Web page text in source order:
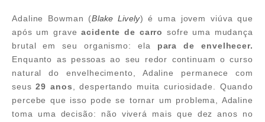
Adaline Bowman (Blake Lively) é uma jovem viúva que
após um graveacidente de carro sofre uma mudança
brutal em seu organismo: ela para de envelhecer.
Enquanto as pessoas ao seu redor continuam o curso
natural do envelhecimento, Adaline permanece com
seus29 anos , despertando muita curiosidade. Quando
percebe que isso pode se tornar um problema, Adaline
toma uma decisão: não viverá mais que dez anos no